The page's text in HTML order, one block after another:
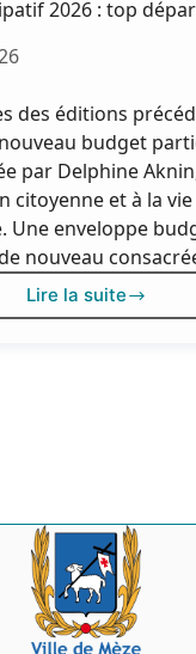
2026 : top
des éditions
budget
par Delphine
citoyenne et à la vie
Une enveloppe
nouveau
Lire la suite
Budget